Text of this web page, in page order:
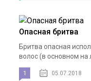
Опасная бритва
Бритва опасная
волос (в основном на
1 05.07.2018